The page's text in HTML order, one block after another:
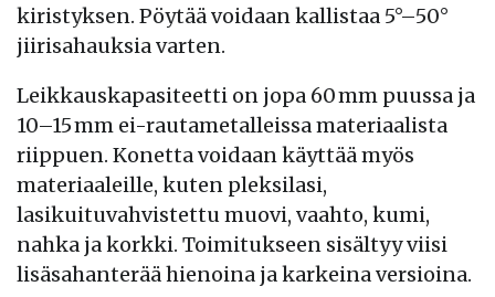
kiristyksen. Pöytää voidaan kallistaa 5°–50°
jiirisahauksia varten.
Leikkauskapasiteetti on jopa 60 mm puussa ja
10–15 mm ei-rautametalleissa materiaalista
riippuen. Konetta voidaan käyttää myös
materiaaleille, kuten pleksilasi,
lasikuituvahvistettu muovi, vaahto, kumi,
nahka ja korkki. Toimitukseen sisältyy viisi
lisäsahanterää hienoina ja karkeina versioina.